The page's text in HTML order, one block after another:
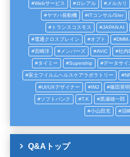
Webサービス ロレアル メルカリ
ヤマハ発動機 ITコンサル/SIer
トランスコスモス JAPAN AI
電通クロスブレイン オプト
宮崎洋 メンバーズ AViC 社内
タイミー Supership データサイ
富士フイルムヘルスケアラボラトリー
UI/UXデザイナー IMJ 篠田英明
ソフトバンク T.K 黒瀬雄一郎
小山田充 沼
Q&Aトップ